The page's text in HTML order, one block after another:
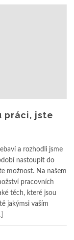
práci, jste
a rozhodli jsme
nastoupit do
možnost. Na našem
pracovních
těch, které jsou
jakýmsi vaším